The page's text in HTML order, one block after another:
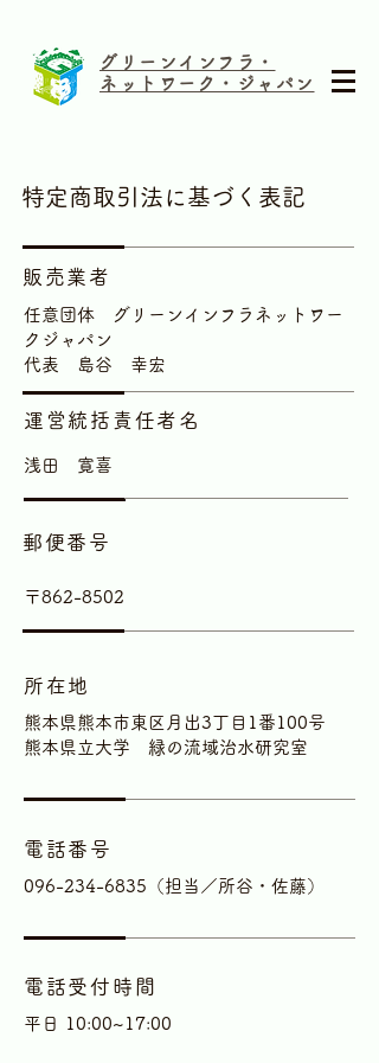
グリーンインフラ・
ネットワーク・ジャパン
特定商取引法に基づく表記
販売業者
任意団体 グリーンインフラネットワー
クジャパン
​代表 島谷 幸宏
運営統括責任者名
浅田 寛喜
郵便番号
〒862-8502
所在地
熊本県熊本市東区月出3丁目1番100号
熊本県立大学 緑の流域治水研究室
電話番号
096-234-6835 （担当／所谷・佐藤）
電話受付時間
平日 10:00~17:00